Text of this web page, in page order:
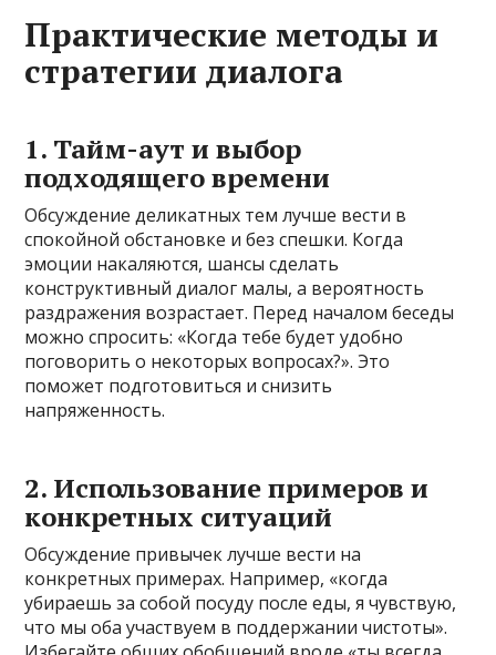
Практические методы и
стратегии диалога
1. Тайм-аут и выбор
подходящего времени
Обсуждение деликатных тем лучше вести в
спокойной обстановке и без спешки. Когда
эмоции накаляются, шансы сделать
конструктивный диалог малы, а вероятность
раздражения возрастает. Перед началом беседы
можно спросить: «Когда тебе будет удобно
поговорить о некоторых вопросах?». Это
поможет подготовиться и снизить
напряженность.
2. Использование примеров и
конкретных ситуаций
Обсуждение привычек лучше вести на
конкретных примерах. Например, «когда
убираешь за собой посуду после еды, я чувствую,
что мы оба участвуем в поддержании чистоты».